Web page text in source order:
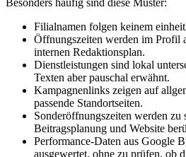
Besonders häufig sind diese Muster:
Filialnamen folgen keinem
Öffnungszeiten werden im Profil
internen Redaktionsplan.
Dienstleistungen sind lokal
Texten aber pauschal erwähnt.
Kampagnenlinks zeigen auf
passende Standortseiten.
Sonderöffnungszeiten werden zu
Beitragsplanung und Website
Performance-Daten aus Google
ausgewertet, ohne zu prüfen, ob